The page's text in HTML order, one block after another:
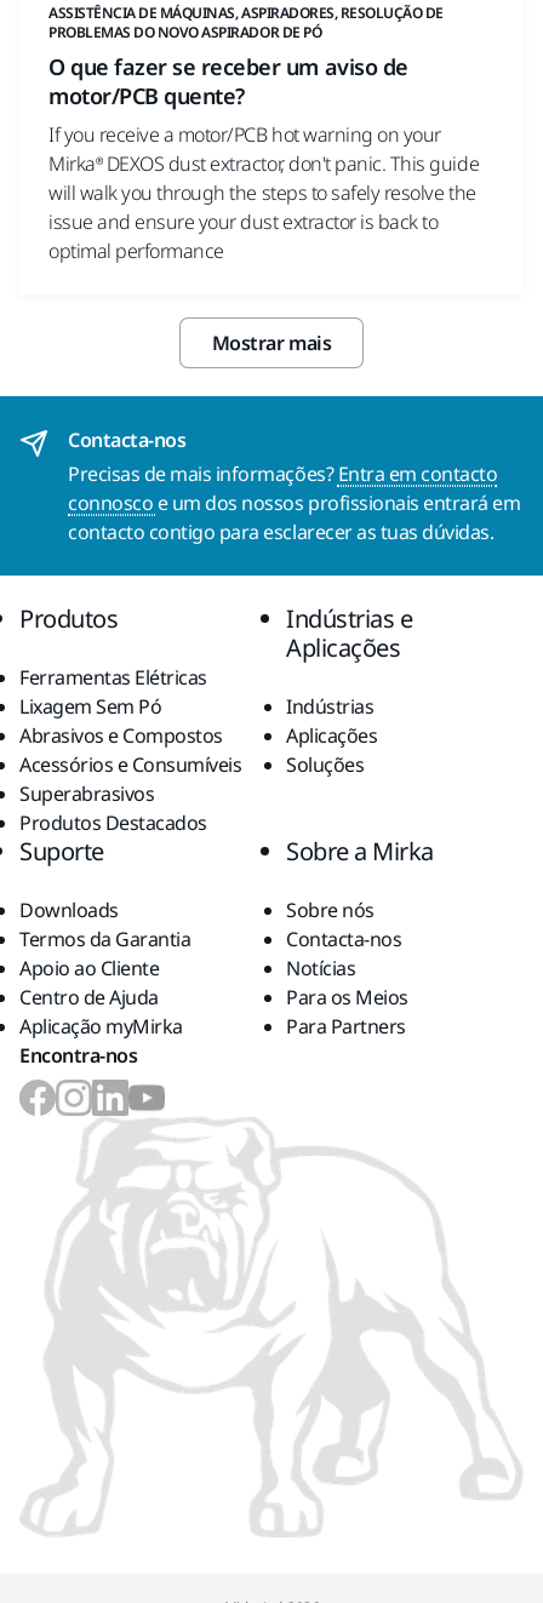
ASSISTÊNCIA DE MÁQUINAS, ASPIRADORES, RESOLUÇÃO DE
PROBLEMAS DO NOVO ASPIRADOR DE PÓ
O que fazer se receber um aviso de
motor/PCB quente?
If you receive a motor/PCB hot warning on your
Mirka® DEXOS dust extractor, don't panic. This guide
will walk you through the steps to safely resolve the
issue and ensure your dust extractor is back to
optimal performance
Mostrar mais
Contacta-nos
Precisas de mais informações?Entra em contacto
connosco e um dos nossos profissionais entrará em
contacto contigo para esclarecer as tuas dúvidas.
Produtos
Ferramentas Elétricas
Lixagem Sem Pó
Abrasivos e Compostos
Acessórios e Consumíveis
Superabrasivos
Produtos Destacados
Indústrias e
Aplicações
Indústrias
Aplicações
Soluções
Suporte
Downloads
Termos da Garantia
Apoio ao Cliente
Centro de Ajuda
Aplicação myMirka
Sobre a Mirka
Sobre nós
Contacta-nos
Notícias
Para os Meios
Para Partners
Encontra-nos